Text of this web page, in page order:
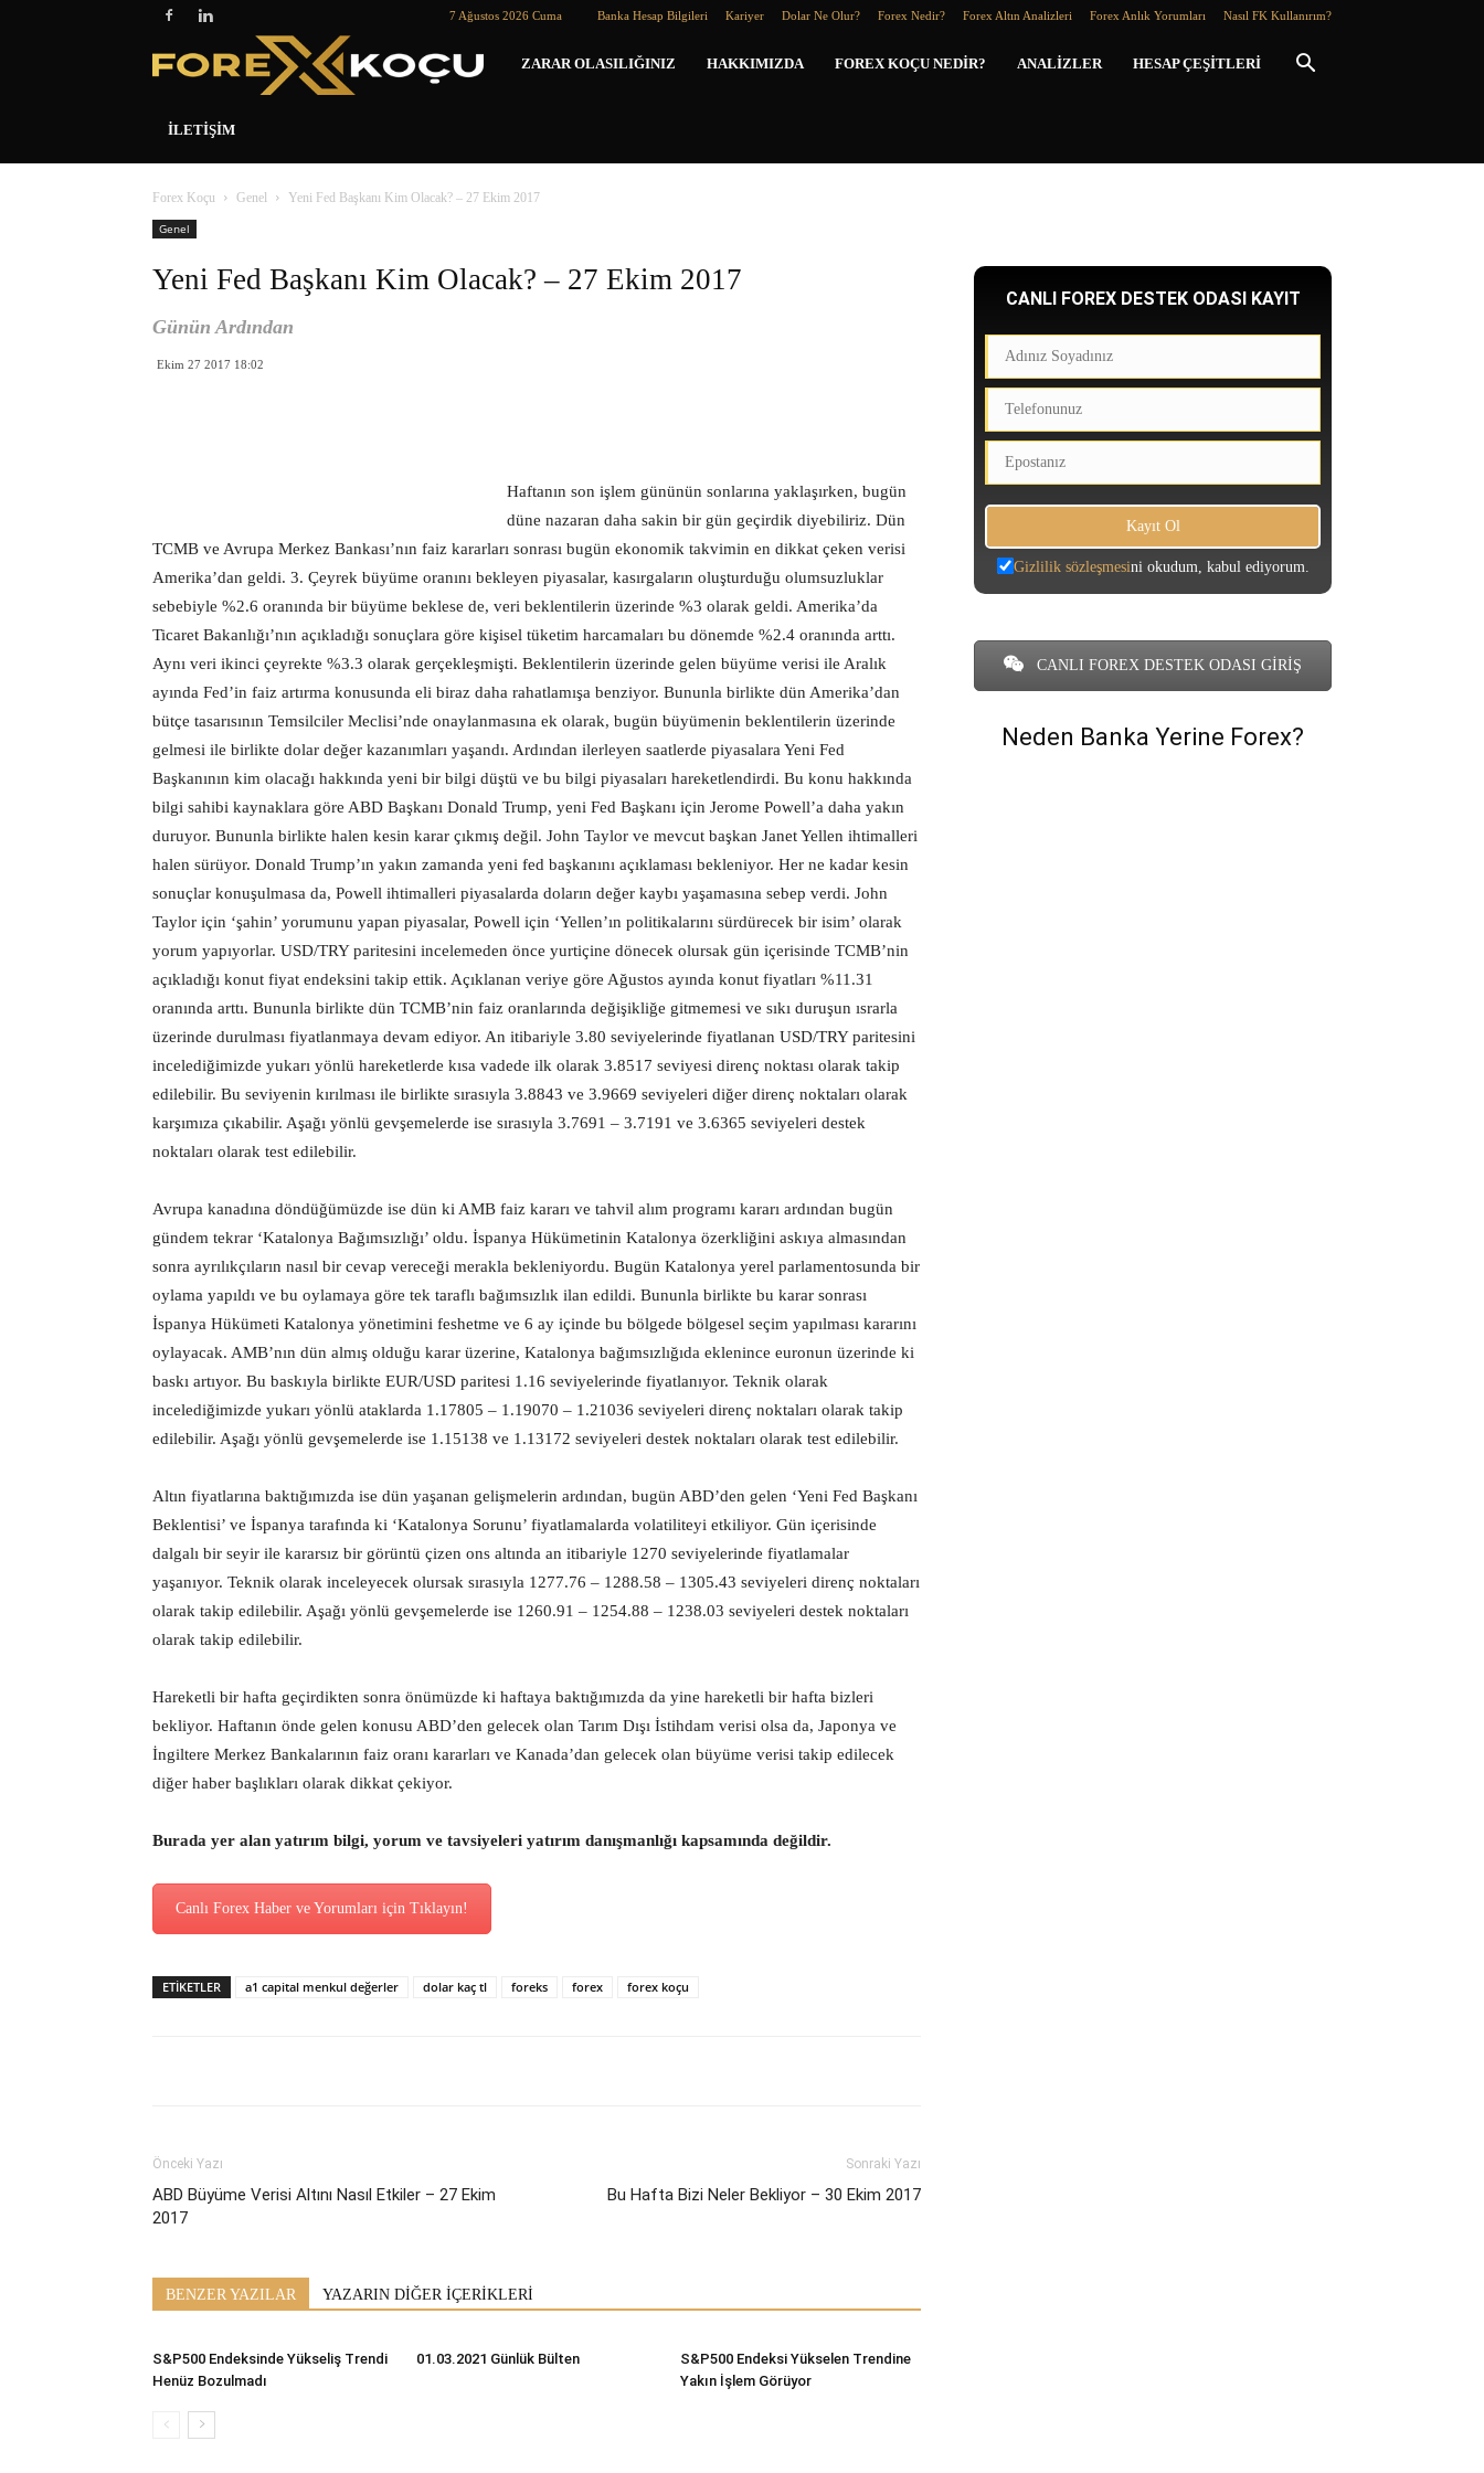
7 Ağustos 2026 Cuma Banka Hesap Bilgileri Kariyer Dolar Ne Olur? Forex Nedir? Forex Altın Analizleri Forex Anlık Yorumları Nasıl FK Kullanırım?
Forex
ZARAR OLASILIĞINIZ HAKKIMIZDA FOREX KOÇU NEDIR? ANALIZLER HESAP ÇEŞITLERI
İLETIŞIM
Forex Koçu Genel
Yeni Fed Başkanı Kim Olacak? – 27 Ekim 2017
Genel
Yeni Fed Başkanı Kim Olacak? – 27 Ekim 2017
Günün Ardından
Ekim 27 2017 18:02
Haftanın son işlem gününün sonlarına yaklaşırken, bugün
düne nazaran daha sakin bir gün geçirdik diyebiliriz. Dün
TCMB ve Avrupa Merkez Bankası’nın faiz kararları sonrası bugün ekonomik takvimin en dikkat çeken verisi
Amerika’dan geldi. 3. Çeyrek büyüme oranını bekleyen piyasalar, kasırgaların oluşturduğu olumsuzluklar
sebebiyle %2.6 oranında bir büyüme beklese de, veri beklentilerin üzerinde %3 olarak geldi. Amerika’da
Ticaret Bakanlığı’nın açıkladığı sonuçlara göre kişisel tüketim harcamaları bu dönemde %2.4 oranında arttı.
Aynı veri ikinci çeyrekte %3.3 olarak gerçekleşmişti. Beklentilerin üzerinde gelen büyüme verisi ile Aralık
ayında Fed’in faiz artırma konusunda eli biraz daha rahatlamışa benziyor. Bununla birlikte dün Amerika’dan
bütçe tasarısının Temsilciler Meclisi’nde onaylanmasına ek olarak, bugün büyümenin beklentilerin üzerinde
gelmesi ile birlikte dolar değer kazanımları yaşandı. Ardından ilerleyen saatlerde piyasalara Yeni Fed
Başkanının kim olacağı hakkında yeni bir bilgi düştü ve bu bilgi piyasaları hareketlendirdi. Bu konu hakkında
bilgi sahibi kaynaklara göre ABD Başkanı Donald Trump, yeni Fed Başkanı için Jerome Powell’a daha yakın
duruyor. Bununla birlikte halen kesin karar çıkmış değil. John Taylor ve mevcut başkan Janet Yellen ihtimalleri
halen sürüyor. Donald Trump’ın yakın zamanda yeni fed başkanını açıklaması bekleniyor. Her ne kadar kesin
sonuçlar konuşulmasa da, Powell ihtimalleri piyasalarda doların değer kaybı yaşamasına sebep verdi. John
Taylor için ‘şahin’ yorumunu yapan piyasalar, Powell için ‘Yellen’ın politikalarını sürdürecek bir isim’ olarak
yorum yapıyorlar. USD/TRY paritesini incelemeden önce yurtiçine dönecek olursak gün içerisinde TCMB’nin
açıkladığı konut fiyat endeksini takip ettik. Açıklanan veriye göre Ağustos ayında konut fiyatları %11.31
oranında arttı. Bununla birlikte dün TCMB’nin faiz oranlarında değişikliğe gitmemesi ve sıkı duruşun ısrarla
üzerinde durulması fiyatlanmaya devam ediyor. An itibariyle 3.80 seviyelerinde fiyatlanan USD/TRY paritesini
incelediğimizde yukarı yönlü hareketlerde kısa vadede ilk olarak 3.8517 seviyesi direnç noktası olarak takip
edilebilir. Bu seviyenin kırılması ile birlikte sırasıyla 3.8843 ve 3.9669 seviyeleri diğer direnç noktaları olarak
karşımıza çıkabilir. Aşağı yönlü gevşemelerde ise sırasıyla 3.7691 – 3.7191 ve 3.6365 seviyeleri destek
noktaları olarak test edilebilir.
Avrupa kanadına döndüğümüzde ise dün ki AMB faiz kararı ve tahvil alım programı kararı ardından bugün
gündem tekrar ‘Katalonya Bağımsızlığı’ oldu. İspanya Hükümetinin Katalonya özerkliğini askıya almasından
sonra ayrılıkçıların nasıl bir cevap vereceği merakla bekleniyordu. Bugün Katalonya yerel parlamentosunda bir
oylama yapıldı ve bu oylamaya göre tek taraflı bağımsızlık ilan edildi. Bununla birlikte bu karar sonrası
İspanya Hükümeti Katalonya yönetimini feshetme ve 6 ay içinde bu bölgede bölgesel seçim yapılması kararını
oylayacak. AMB’nın dün almış olduğu karar üzerine, Katalonya bağımsızlığıda eklenince euronun üzerinde ki
baskı artıyor. Bu baskıyla birlikte EUR/USD paritesi 1.16 seviyelerinde fiyatlanıyor. Teknik olarak
incelediğimizde yukarı yönlü ataklarda 1.17805 – 1.19070 – 1.21036 seviyeleri direnç noktaları olarak takip
edilebilir. Aşağı yönlü gevşemelerde ise 1.15138 ve 1.13172 seviyeleri destek noktaları olarak test edilebilir.
Altın fiyatlarına baktığımızda ise dün yaşanan gelişmelerin ardından, bugün ABD’den gelen ‘Yeni Fed Başkanı
Beklentisi’ ve İspanya tarafında ki ‘Katalonya Sorunu’ fiyatlamalarda volatiliteyi etkiliyor. Gün içerisinde
dalgalı bir seyir ile kararsız bir görüntü çizen ons altında an itibariyle 1270 seviyelerinde fiyatlamalar
yaşanıyor. Teknik olarak inceleyecek olursak sırasıyla 1277.76 – 1288.58 – 1305.43 seviyeleri direnç noktaları
olarak takip edilebilir. Aşağı yönlü gevşemelerde ise 1260.91 – 1254.88 – 1238.03 seviyeleri destek noktaları
olarak takip edilebilir.
Hareketli bir hafta geçirdikten sonra önümüzde ki haftaya baktığımızda da yine hareketli bir hafta bizleri
bekliyor. Haftanın önde gelen konusu ABD’den gelecek olan Tarım Dışı İstihdam verisi olsa da, Japonya ve
İngiltere Merkez Bankalarının faiz oranı kararları ve Kanada’dan gelecek olan büyüme verisi takip edilecek
diğer haber başlıkları olarak dikkat çekiyor.
Burada yer alan yatırım bilgi, yorum ve tavsiyeleri yatırım danışmanlığı kapsamında değildir.
Canlı Forex Haber ve Yorumları için Tıklayın!
ETİKETLER a1 capital menkul değerler dolar kaç tl foreks forex forex koçu
Önceki Yazı
ABD Büyüme Verisi Altını Nasıl Etkiler – 27 Ekim
2017
Sonraki Yazı
Bu Hafta Bizi Neler Bekliyor – 30 Ekim 2017
BENZER YAZILAR YAZARIN DİĞER İÇERİKLERİ
S&P500 Endeksinde Yükseliş Trendi
Henüz Bozulmadı
01.03.2021 Günlük Bülten
S&P500 Endeksi Yükselen Trendine
Yakın İşlem Görüyor
CANLI FOREX DESTEK ODASI KAYIT
Gizlilik sözleşmesini okudum, kabul ediyorum.
CANLI FOREX DESTEK ODASI GİRİŞ
Neden Banka Yerine Forex?